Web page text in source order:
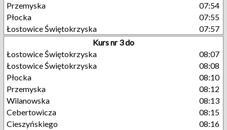
Przemyska
07:54
Płocka
07:55
Łostowice Świętokrzyska
07:57
Kurs nr 3 do
Łostowice Świętokrzyska
08:07
Łostowice Świętokrzyska
08:08
Płocka
08:10
Przemyska
08:12
Wilanowska
08:13
Cebertowicza
08:15
Cieszyńskiego
08:16